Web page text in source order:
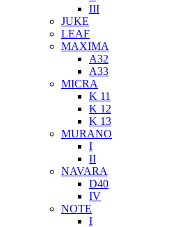
III
JUKE
LEAF
MAXIMA
A32
A33
MICRA
K 11
K 12
K 13
MURANO
I
II
NAVARA
D40
IV
NOTE
I